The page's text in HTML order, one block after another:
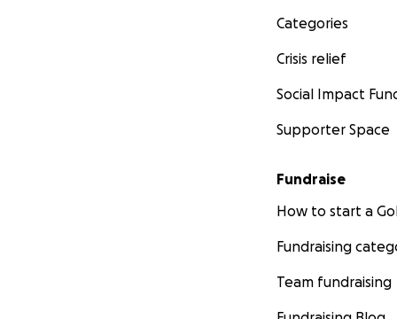
Categories
Crisis relief
Social Impact
Supporter Space
Fundraise
How to start a
Fundraising
Team fundraising